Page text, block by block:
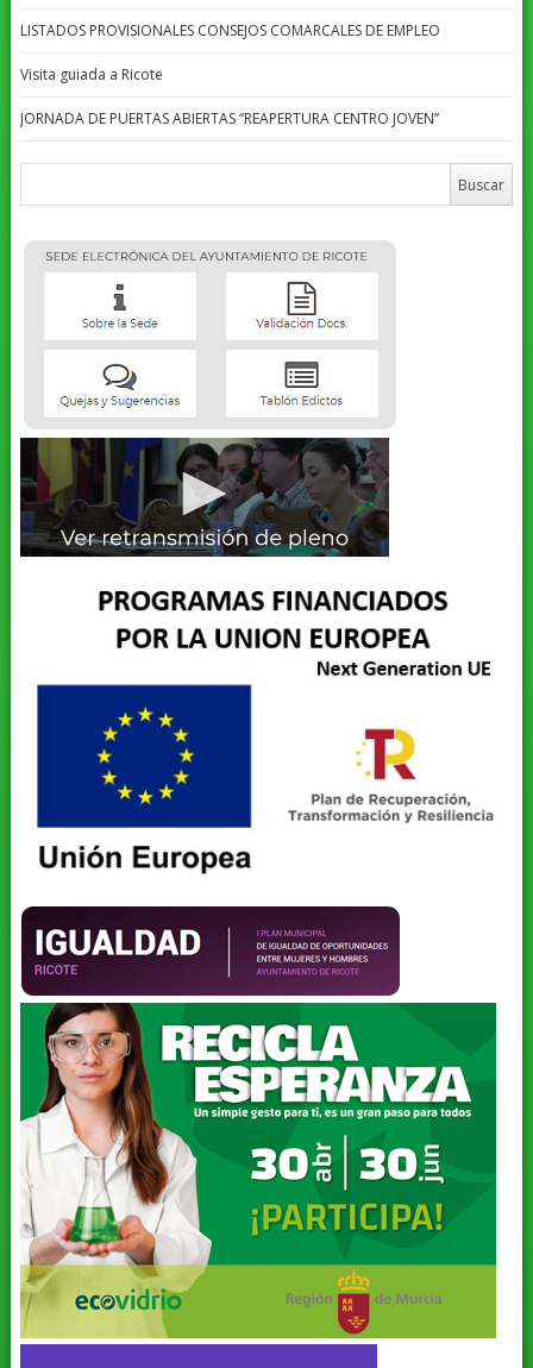
LISTADOS PROVISIONALES CONSEJOS COMARCALES DE EMPLEO
Visita guiada a Ricote
JORNADA DE PUERTAS ABIERTAS “REAPERTURA CENTRO JOVEN”